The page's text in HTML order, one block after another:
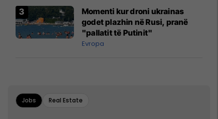
Momenti kur droni ukrainas
godet plazhin në Rusi, pranë
"pallatit të Putinit"
Evropa
Jobs Real Estate